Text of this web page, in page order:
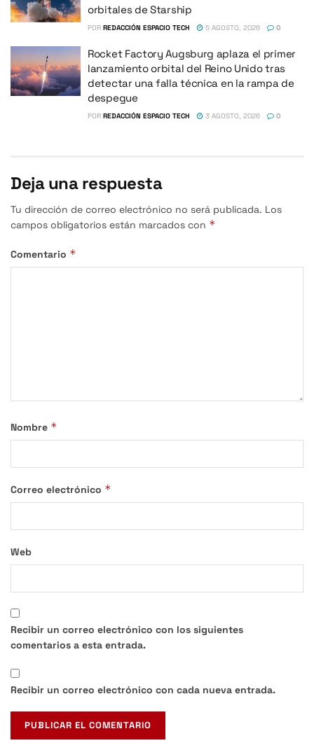
orbitales de Starship
POR REDACCIÓN ESPACIO TECH 5 AGOSTO, 2026 0
Rocket Factory Augsburg aplaza el primer
lanzamiento orbital del Reino Unido tras
detectar una falla técnica en la rampa de
despegue
POR REDACCIÓN ESPACIO TECH 3 AGOSTO, 2026 0
Deja una respuesta
Tu dirección de correo electrónico no será publicada. Los
campos obligatorios están marcados con *
Comentario *
Nombre *
Correo electrónico *
Web
Recibir un correo electrónico con los siguientes
comentarios a esta entrada.
Recibir un correo electrónico con cada nueva entrada.